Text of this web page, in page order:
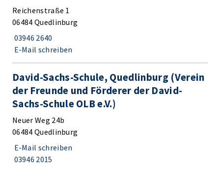
Reichenstraße 1
06484 Quedlinburg
03946 2640
E-Mail schreiben
David-Sachs-Schule, Quedlinburg (Verein
der Freunde und Förderer der David-
Sachs-Schule OLB e.V.)
Neuer Weg 24b
06484 Quedlinburg
E-Mail schreiben
03946 2015